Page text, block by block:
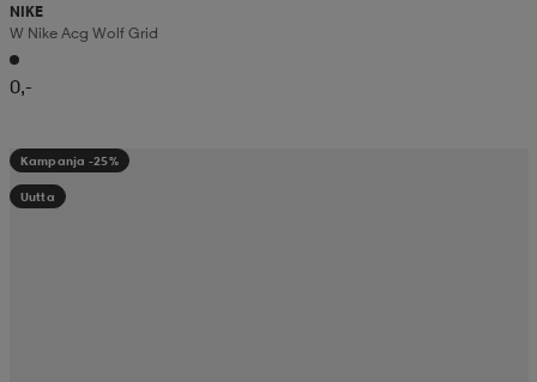
NIKE
W Nike Acg Wolf Grid
0,-
Kampanja -25%
Uutta